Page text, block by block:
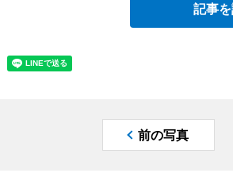
記事
前の写真